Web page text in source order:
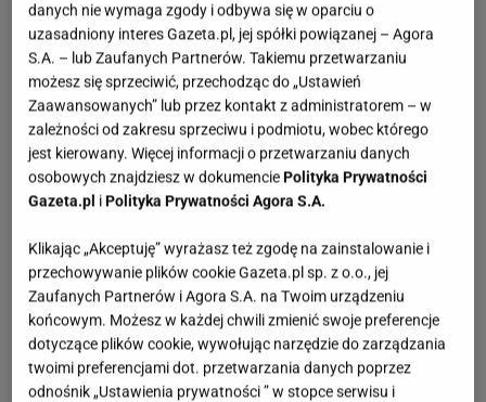
danych nie wymaga zgody i odbywa się w oparciu o
uzasadniony interes Gazeta.pl, jej spółki powiązanej – Agora
S.A. – lub Zaufanych Partnerów. Takiemu przetwarzaniu
możesz się sprzeciwić, przechodząc do „Ustawień
Zaawansowanych” lub przez kontakt z administratorem – w
zależności od zakresu sprzeciwu i podmiotu, wobec którego
jest kierowany. Więcej informacji o przetwarzaniu danych
osobowych znajdziesz w dokumenciePolityka Prywatności
Gazeta.pl iPolityka Prywatności Agora S.A.
Klikając „Akceptuję” wyrażasz też zgodę na zainstalowanie i
przechowywanie plików cookie Gazeta.pl sp. z o.o., jej
Zaufanych Partnerów i Agora S.A. na Twoim urządzeniu
końcowym. Możesz w każdej chwili zmienić swoje preferencje
dotyczące plików cookie, wywołując narzędzie do zarządzania
twoimi preferencjami dot. przetwarzania danych poprzez
odnośnik „Ustawienia prywatności ” w stopce serwisu i